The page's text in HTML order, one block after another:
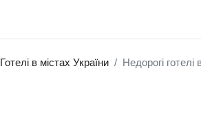
Готелі в містах України Недорогі